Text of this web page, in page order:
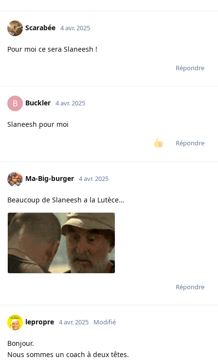
Scarabée 4 avr. 2025
Pour moi ce sera Slaneesh !
Répondre
B Buckler 4 avr. 2025
Slaneesh pour moi
Répondre
Ma-Big-burger 4 avr. 2025
Beaucoup de Slaneesh a la Lutèce…
Répondre
lepropre 4 avr. 2025 Modifié
Bonjour.
Nous sommes un coach à deux têtes.